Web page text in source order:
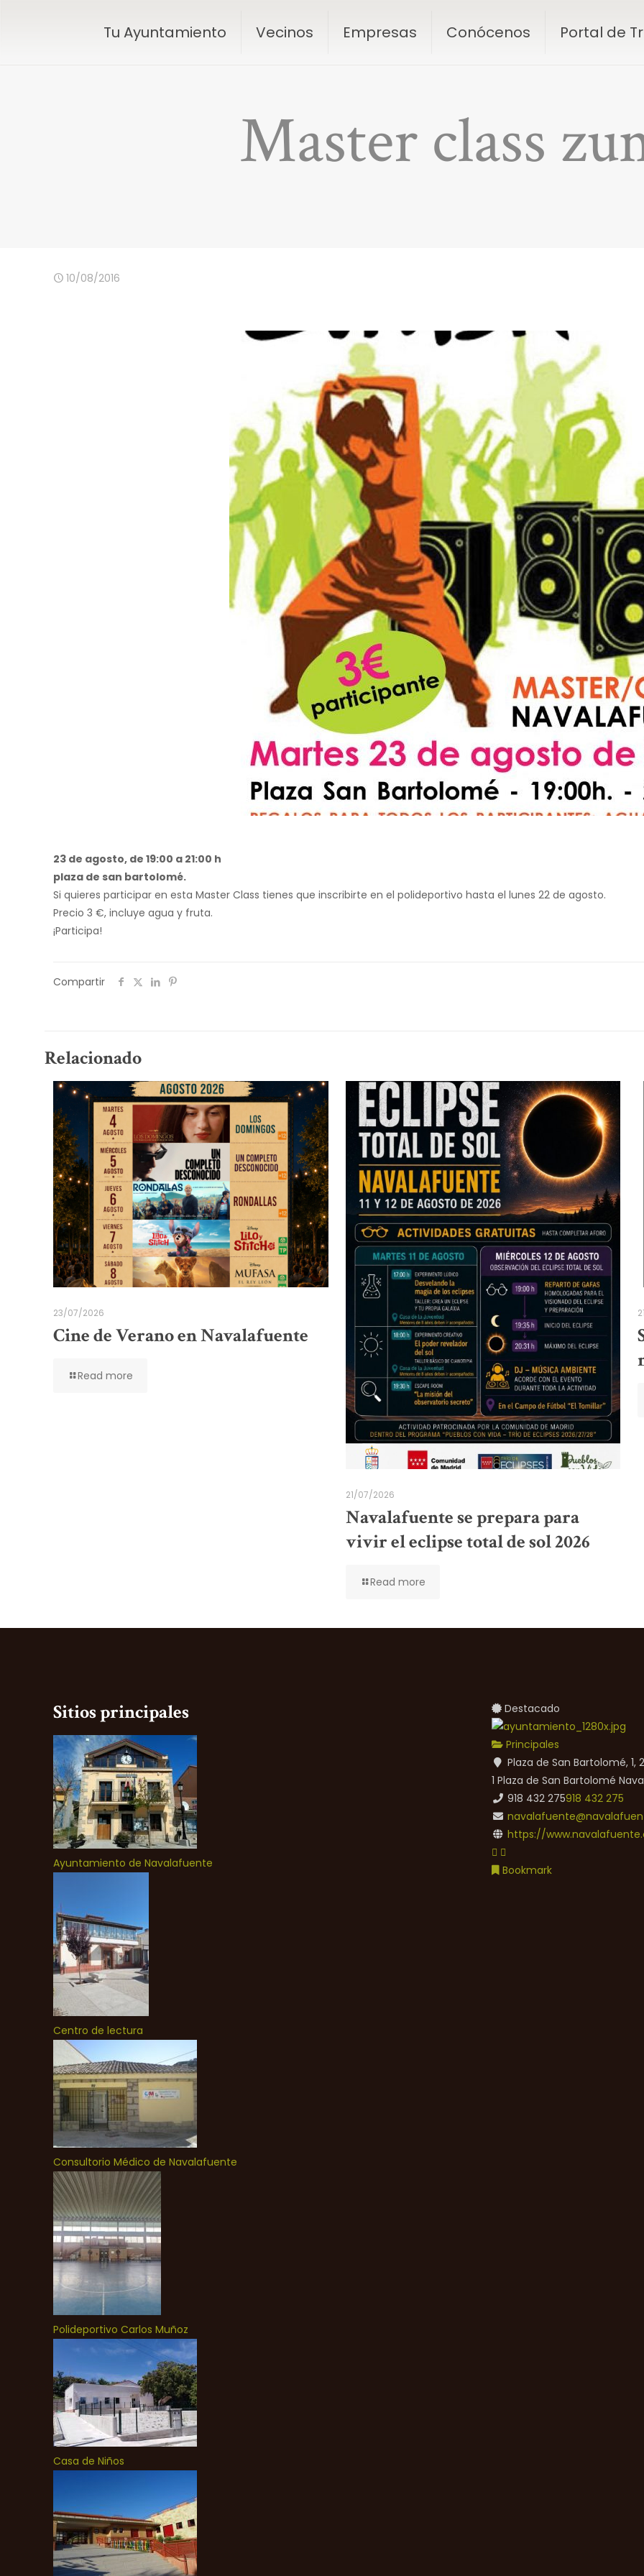
Tu Ayuntamiento Vecinos Empresas Conócenos Portal de
Master class
10/08/2016
23 de agosto, de 19:00 a 21:00 h
plaza de san bartolomé.
Si quieres participar en esta Master Class tienes que inscribirte en el polideportivo hasta el lunes 22 de agosto.
Precio 3 €, incluye agua y fruta.
¡Participa!
Compartir
Relacionado
23/07/2026
Cine de Verano en Navalafuente
Read more
21/07/2026
Navalafuente se prepara para
vivir el eclipse total de sol 2026
Read more
Sitios principales
Ayuntamiento de Navalafuente
Centro de lectura
Consultorio Médico de Navalafuente
Polideportivo Carlos Muñoz
Casa de Niños
Destacado
Principales
Plaza de San Bartolomé,
1 Plaza de San Bartolomé
918 432 275918 432 275
https://
Bookmark